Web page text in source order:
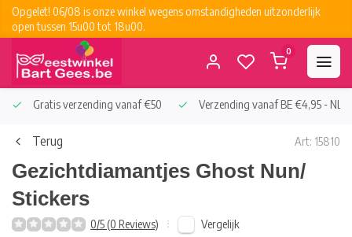
Opgelet! 06/08 is onze winkel wegens omstandigheden uitzonderlijk
open tussen 15u00 tot 18u00.
0
Gratis verzending vanaf €50 Verzending vanaf BE €4,95 - NL
Terug Art: 15810
Gezichtdiamantjes Ghost Nun/
Stickers
0/5 (0 Reviews) Vergelijk